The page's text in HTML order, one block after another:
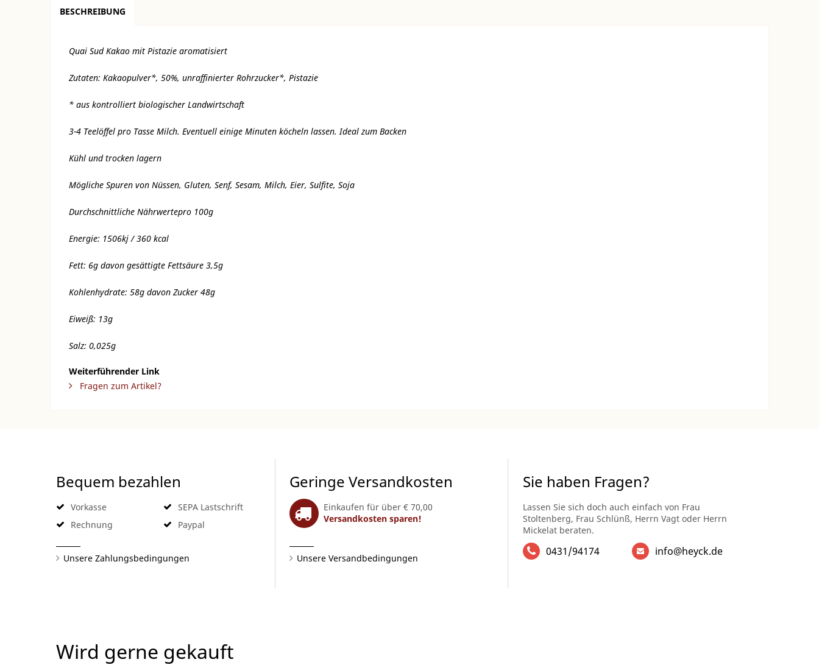
BESCHREIBUNG
Quai Sud Kakao mit Pistazie aromatisiert
Zutaten: Kakaopulver*, 50%, unraffinierter Rohrzucker*, Pistazie
* aus kontrolliert biologischer Landwirtschaft
3-4 Teelöffel pro Tasse Milch. Eventuell einige Minuten köcheln lassen. Ideal zum Backen
Kühl und trocken lagern
Mögliche Spuren von Nüssen, Gluten, Senf, Sesam, Milch, Eier, Sulfite, Soja
Durchschnittliche Nährwertepro 100g
Energie: 1506kj / 360 kcal
Fett: 6g davon gesättigte Fettsäure 3,5g
Kohlenhydrate: 58g davon Zucker 48g
Eiweiß: 13g
Salz: 0,025g
Weiterführender Link
Fragen zum Artikel?
Bequem bezahlen
Vorkasse
Rechnung
SEPA Lastschrift
Paypal
Unsere Zahlungsbedingungen
Geringe Versandkosten
Einkaufen für über € 70,00
Versandkosten sparen!
Unsere Versandbedingungen
Sie haben Fragen?
Lassen Sie sich doch auch einfach von Frau
Stoltenberg, Frau Schlünß, Herrn Vagt oder Herrn
Mickelat beraten.
0431/94174 info@heyck.de
Wird gerne gekauft